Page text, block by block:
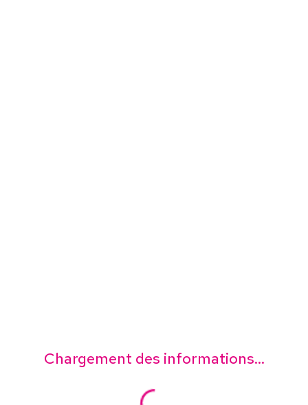
Chargement des informations...